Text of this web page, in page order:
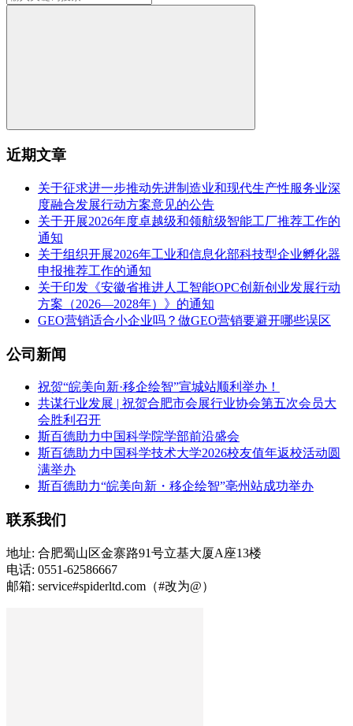
近期文章
关于征求进一步推动先进制造业和现代生产性服务业深
度融合发展行动方案意见的公告
关于开展2026年度卓越级和领航级智能工厂推荐工作的
通知
关于组织开展2026年工业和信息化部科技型企业孵化器
申报推荐工作的通知
关于印发《安徽省推进人工智能OPC创新创业发展行动
方案（2026—2028年）》的通知
GEO营销适合小企业吗？做GEO营销要避开哪些误区
公司新闻
祝贺“皖美向新·移企绘智”宣城站顺利举办！
共谋行业发展 | 祝贺合肥市会展行业协会第五次会员大
会胜利召开
斯百德助力中国科学院学部前沿盛会
斯百德助力中国科学技术大学2026校友值年返校活动圆
满举办
斯百德助力“皖美向新・移企绘智”亳州站成功举办
联系我们
地址: 合肥蜀山区金寨路91号立基大厦A座13楼
电话: 0551-62586667
邮箱: service#spiderltd.com（#改为@）